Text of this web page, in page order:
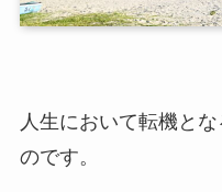
人生において転機と
のです。